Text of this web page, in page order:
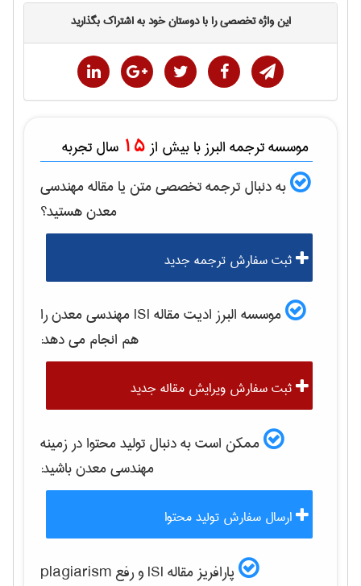
این واژه تخصصی را با دوستان خود به اشتراک بگذارید
موسسه ترجمه البرز با بیش از 15 سال تجربه
به دنبال ترجمه تخصصی متن یا مقالهمهندسی
معدنهستید؟
ثبت سفارش ترجمه جدید
موسسه البرز ادیت مقاله ISI مهندسی معدنرا
هم انجام می دهد:
ثبت سفارش ویرایش مقاله جدید
ممکن است به دنبال تولید محتوا در زمینه
مهندسی معدنباشید:
ارسال سفارش تولید محتوا
پارافریز مقاله ISI و رفع plagiarism